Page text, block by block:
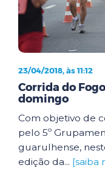
23/04/2018, às 11:12
Corrida do
domingo
Com objetivo de
pelo 5º
guarulhense,
edição da... [saiba